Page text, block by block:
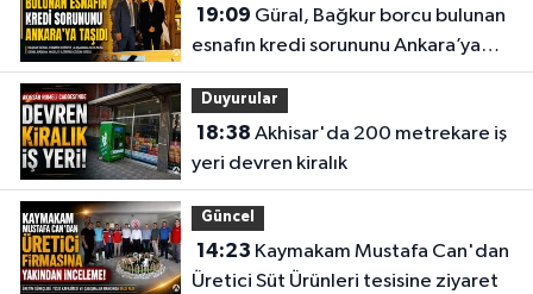
19:09
esnafın kredi sorununu Ankara’ya
taşıdı
Duyurular
18:38
yeri devren kiralık
Güncel
14:23
Üretici Süt Ürünleri tesisine ziyaret